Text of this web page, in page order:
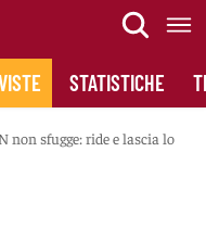
STATISTICHE
non sfugge: ride e lascia lo